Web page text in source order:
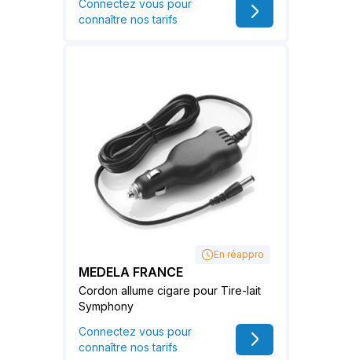
Connectez vous pour
connaître nos tarifs
En réappro
MEDELA FRANCE
Cordon allume cigare pour Tire-lait
Symphony
Connectez vous pour
connaître nos tarifs